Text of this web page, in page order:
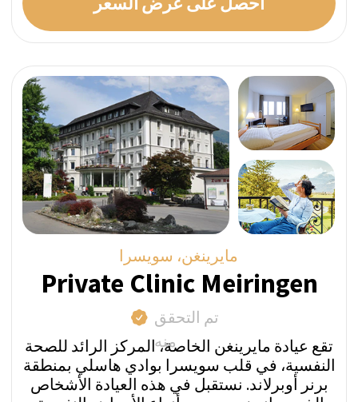
لماذا يمكنك الوثوق بـ
SwissMedExpert؟
تُعد خدمة الاستشارات الطبية الخاصة بنا خيارًا
علاجيًا جذابًا بشكل خاص للسياسيين البارزين
والمديرين التنفيذيين للشركات والأفراد ذوي
الثروات الفائقة. نحن نضمن السرية المطلقة
والخصوصية، مما يجعلها الخيار الأمثل لمن
يسعون للتعافي في ظل كامل السرية.
اعثر على العلاج المثالي لك
الخطوة الأولى نحو التعافي هي اتخاذ قرار الذهاب
من المهم العثور على مركز إعادة التأهيل المناسب
بماذا تعاني؟
العمل معنا يمنحك دعمًا ورعاية مستقلين -
حيث نستمع إليك بعناية. لا حاجة للاتصال
بجميع العيادات بنفسك. تجنب مشاركة
معلوماتك مع عدة مؤسسات أو الكشف عن
تفاصيلك لأغراض تسويقية.
أي نوع من الرعاية تحتاج؟